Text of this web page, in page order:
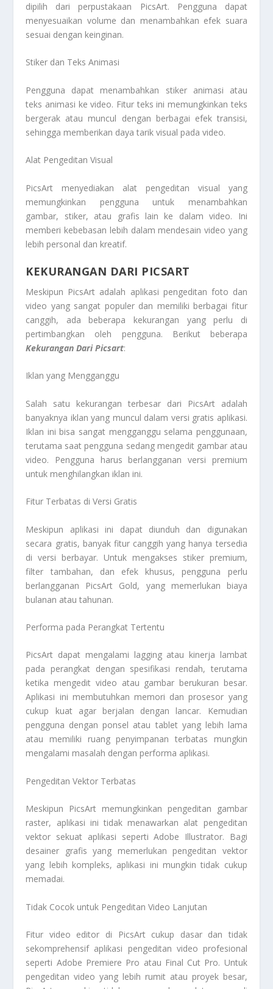
dipilih dari perpustakaan PicsArt. Pengguna dapat
menyesuaikan volume dan menambahkan efek suara
sesuai dengan keinginan.
Stiker dan Teks Animasi
Pengguna dapat menambahkan stiker animasi atau
teks animasi ke video. Fitur teks ini memungkinkan teks
bergerak atau muncul dengan berbagai efek transisi,
sehingga memberikan daya tarik visual pada video.
Alat Pengeditan Visual
PicsArt menyediakan alat pengeditan visual yang
memungkinkan pengguna untuk menambahkan
gambar, stiker, atau grafis lain ke dalam video. Ini
memberi kebebasan lebih dalam mendesain video yang
lebih personal dan kreatif.
KEKURANGAN DARI PICSART
Meskipun PicsArt adalah aplikasi pengeditan foto dan
video yang sangat populer dan memiliki berbagai fitur
canggih, ada beberapa kekurangan yang perlu di
pertimbangkan oleh pengguna. Berikut beberapa
Kekurangan Dari Picsart:
Iklan yang Mengganggu
Salah satu kekurangan terbesar dari PicsArt adalah
banyaknya iklan yang muncul dalam versi gratis aplikasi.
Iklan ini bisa sangat mengganggu selama penggunaan,
terutama saat pengguna sedang mengedit gambar atau
video. Pengguna harus berlangganan versi premium
untuk menghilangkan iklan ini.
Fitur Terbatas di Versi Gratis
Meskipun aplikasi ini dapat diunduh dan digunakan
secara gratis, banyak fitur canggih yang hanya tersedia
di versi berbayar. Untuk mengakses stiker premium,
filter tambahan, dan efek khusus, pengguna perlu
berlangganan PicsArt Gold, yang memerlukan biaya
bulanan atau tahunan.
Performa pada Perangkat Tertentu
PicsArt dapat mengalami lagging atau kinerja lambat
pada perangkat dengan spesifikasi rendah, terutama
ketika mengedit video atau gambar berukuran besar.
Aplikasi ini membutuhkan memori dan prosesor yang
cukup kuat agar berjalan dengan lancar. Kemudian
pengguna dengan ponsel atau tablet yang lebih lama
atau memiliki ruang penyimpanan terbatas mungkin
mengalami masalah dengan performa aplikasi.
Pengeditan Vektor Terbatas
Meskipun PicsArt memungkinkan pengeditan gambar
raster, aplikasi ini tidak menawarkan alat pengeditan
vektor sekuat aplikasi seperti Adobe Illustrator. Bagi
desainer grafis yang memerlukan pengeditan vektor
yang lebih kompleks, aplikasi ini mungkin tidak cukup
memadai.
Tidak Cocok untuk Pengeditan Video Lanjutan
Fitur video editor di PicsArt cukup dasar dan tidak
sekomprehensif aplikasi pengeditan video profesional
seperti Adobe Premiere Pro atau Final Cut Pro. Untuk
pengeditan video yang lebih rumit atau proyek besar,